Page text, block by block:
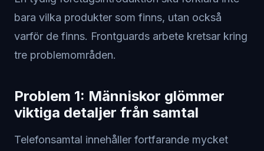
bara vilka produkter som finns, utan också
varför de finns. Frontguards arbete kretsar kring
tre problemområden.
Problem 1: Människor glömmer
viktiga detaljer från samtal
Telefonsamtal innehåller fortfarande mycket